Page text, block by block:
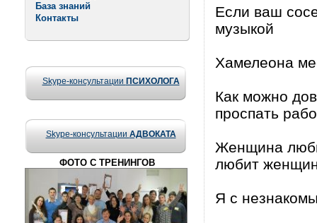
База знаний
Контакты
Skype-консультации ПСИХОЛОГА
Skype-консультации АДВОКАТА
ФОТО С ТРЕНИНГОВ
Если ваш
музыкой
Хамелеона
Как можно
проспать
Женщина
любит
Я с